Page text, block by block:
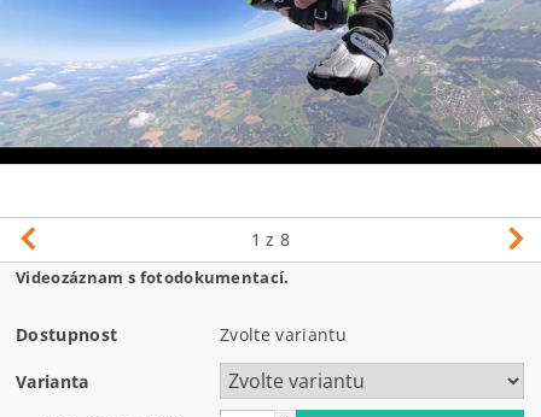
1 z 8
Videozáznam s fotodokumentací.
Dostupnost Zvolte variantu
Varianta